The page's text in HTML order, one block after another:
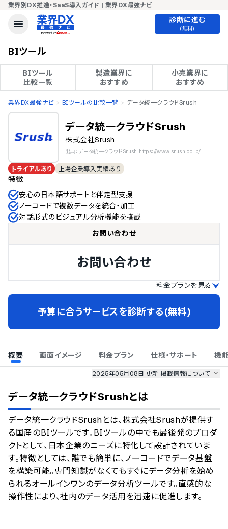
業界別DX推進・SaaS導入ガイド | 業界DX最強ナビ
診断に進む
(無料)
BIツール
BIツール
比較一覧
製造業界に
おすすめ
小売業界に
おすすめ
業界DX最強ナビ BIツールの比較一覧 データ統一クラウドSrush
データ統一クラウドSrush
株式会社Srush
出典：データ統一クラウドSrush https://www.srush.co.jp/
トライアルあり 上場企業導入実績あり
特徴
安心の日本語サポートと伴走型支援
ノーコードで複数データを統合・加工
対話形式のビジュアル分析機能を搭載
お問い合わせ
お問い合わせ
料金プランを見る
予算に合うサービスを診断する(無料)
概要 画面イメージ 料金プラン 仕様・サポート 機
2025年05月08日 更新掲載情報について
のサービス情報は、
のサービスデータを参照しています。
情報更新者：業界DX最強ナビ編集部 情報取得元 掲載修正依頼
データ統一クラウドSrushとは
データ統一クラウドSrushとは、株式会社Srushが提供す
る国産のBIツールです。BIツールの中でも最後発のプロダ
クトとして、日本企業のニーズに特化して設計されていま
す。特徴としては、誰でも簡単に、ノーコードでデータ基盤
を構築可能。専門知識がなくてもすぐにデータ分析を始め
られるオールインワンのデータ分析ツールです。直感的な
操作性により、社内のデータ活用を迅速に促進します。